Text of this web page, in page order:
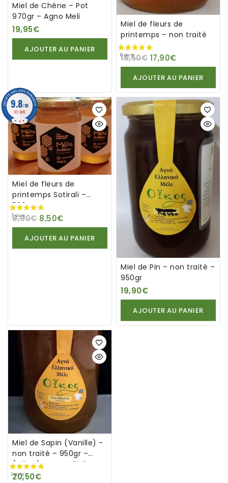
7 avis
Miel de Chêne – Pot
970gr – Agno Meli
19,95€
AJOUTER AU PANIER
Miel de fleurs de
printemps – non traité
18,50€ 17,90€
AJOUTER AU PANIER
-4%
Miel de fleurs de
printemps Sotirali –
500gr
8,90€ 8,50€
AJOUTER AU PANIER
Miel de Pin – non traité –
950gr
19,90€
AJOUTER AU PANIER
Miel de Sapin (Vanille) -
non traité – 950gr –
(Oikos)- Agno Elliniko
Meli
20,50€
9.8/10
172 AVIS